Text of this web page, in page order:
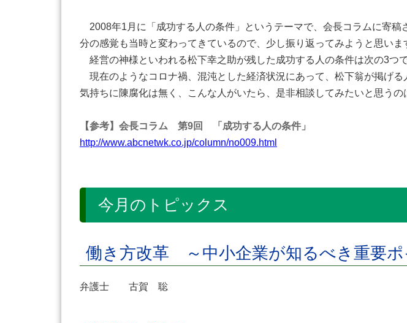
2008年1月に「成功する人の条件」というテーマで、会長コラムに寄
分の感覚も当時と変わってきているので、少し振り返ってみようと思いま
経営の神様といわれる松下幸之助が残した成功する人の条件は次の3
現在のようなコロナ禍、混沌とした経済状況にあって、松下翁が掲げ
気持ちに陳腐化は無く、こんな人がいたら、是非相談してみたいと思うの
【参考】会長コラム 第9回 「成功する人の条件」
http://www.abcnetwk.co.jp/column/no009.html
今月のトピックス
働き方改革 ～中小企業が知るべき重要ポ
弁護士 古賀 聡